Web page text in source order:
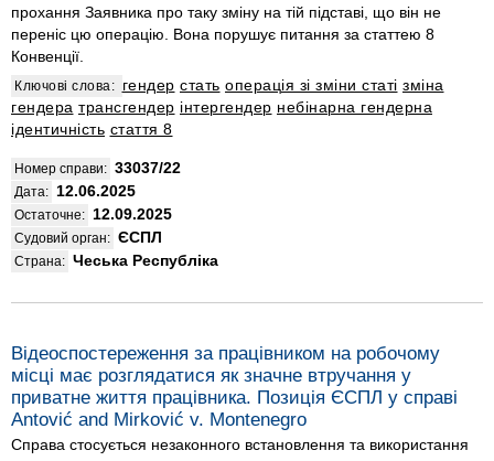
прохання Заявника про таку зміну на тій підставі, що він не
переніс цю операцію. Вона порушує питання за статтею 8
Конвенції.
Ключові слова: гендер стать операція зі зміни статі зміна
гендера трансгендер інтергендер небінарна гендерна
ідентичність стаття 8
Номер справи: 33037/22
Дата: 12.06.2025
Остаточне: 12.09.2025
Судовий орган: ЄСПЛ
Страна: Чеська Республіка
Відеоспостереження за працівником на робочому
місці має розглядатися як значне втручання у
приватне життя працівника. Позиція ЄСПЛ у справі
Antović and Mirković v. Montenegro
Справа стосується незаконного встановлення та використання